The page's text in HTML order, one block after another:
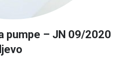
pumpe – JN 09/2020